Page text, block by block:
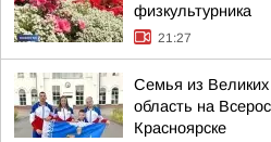
физкультурника
21:27
Семья из Великих
область на
Красноярске